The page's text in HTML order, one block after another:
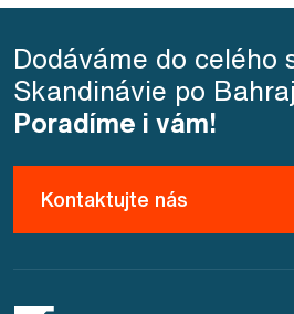
Dodáváme do celého
Skandinávie po
Poradíme i vám!
Kontaktujte nás